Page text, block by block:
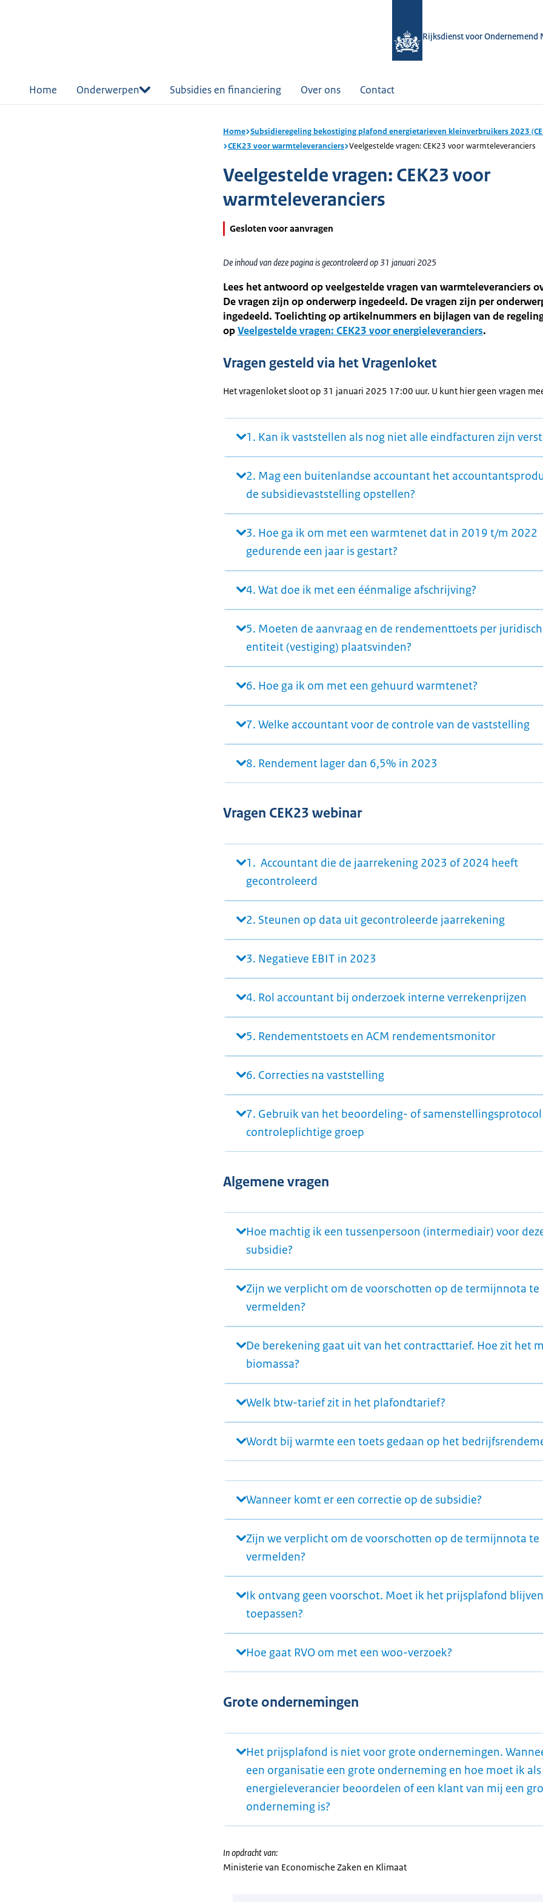
Rijksdienst voor Ondernemend
Home Onderwerpen Subsidies en financiering Over ons Contact
Home Subsidieregeling bekostiging plafond energietarieven kleinverbruikers 2023
CEK23 voor warmteleveranciers Veelgestelde vragen: CEK23 voor warmteleveranciers
Veelgestelde vragen: CEK23 voor
warmteleveranciers
Gesloten voor aanvragen
De inhoud van deze pagina is gecontroleerd op 31 januari 2025
Lees het antwoord op veelgestelde vragen van warmteleveranciers
De vragen zijn op onderwerp ingedeeld. De vragen zijn per
ingedeeld. Toelichting op artikelnummers en bijlagen van de
opVeelgestelde vragen: CEK23 voor energieleveranciers.
Vragen gesteld via het Vragenloket
Het vragenloket sloot op 31 januari 2025 17:00 uur. U kunt hier geen vragen
1. Kan ik vaststellen als nog niet alle eindfacturen zijn
2. Mag een buitenlandse accountant het
de subsidievaststelling opstellen?
3. Hoe ga ik om met een warmtenet dat in 2019 t/m 2022
gedurende een jaar is gestart?
4. Wat doe ik met een éénmalige afschrijving?
5. Moeten de aanvraag en de rendementtoets per
entiteit (vestiging) plaatsvinden?
6. Hoe ga ik om met een gehuurd warmtenet?
7. Welke accountant voor de controle van de vaststelling
8. Rendement lager dan 6,5% in 2023
Vragen CEK23 webinar
1. Accountant die de jaarrekening 2023 of 2024 heeft
gecontroleerd
2. Steunen op data uit gecontroleerde jaarrekening
3. Negatieve EBIT in 2023
4. Rol accountant bij onderzoek interne verrekenprijzen
5. Rendementstoets en ACM rendementsmonitor
6. Correcties na vaststelling
7. Gebruik van het beoordeling- of
controleplichtige groep
Algemene vragen
Hoe machtig ik een tussenpersoon (intermediair) voor
subsidie?
Zijn we verplicht om de voorschotten op de termijnnota te
vermelden?
De berekening gaat uit van het contracttarief. Hoe zit het
biomassa?
Welk btw-tarief zit in het plafondtarief?
Wordt bij warmte een toets gedaan op het
Wanneer komt er een correctie op de subsidie?
Zijn we verplicht om de voorschotten op de termijnnota te
vermelden?
Ik ontvang geen voorschot. Moet ik het prijsplafond blijven
toepassen?
Hoe gaat RVO om met een woo-verzoek?
Grote ondernemingen
Het prijsplafond is niet voor grote ondernemingen.
een organisatie een grote onderneming en hoe moet ik als
energieleverancier beoordelen of een klant van mij een
onderneming is?
In opdracht van:
Ministerie van Economische Zaken en Klimaat